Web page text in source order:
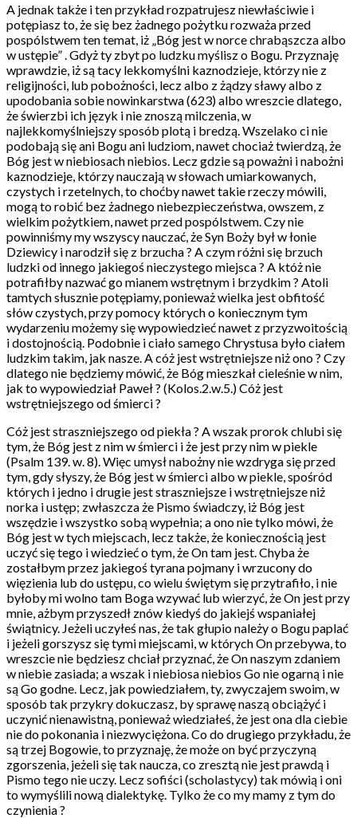
A jednak także i ten przykład rozpatrujesz niewłaściwie i
potępiasz to, że się bez żadnego pożytku rozważa przed
pospólstwem ten temat, iż „Bóg jest w norce chrabąszcza albo
w ustępie” . Gdyż ty zbyt po ludzku myślisz o Bogu. Przyznaję
wprawdzie, iż są tacy lekkomyślni kaznodzieje, którzy nie z
religijności, lub pobożności, lecz albo z żądzy sławy albo z
upodobania sobie nowinkarstwa (623) albo wreszcie dlatego,
że świerzbi ich język i nie znoszą milczenia, w
najlekkomyślniejszy sposób plotą i bredzą. Wszelako ci nie
podobają się ani Bogu ani ludziom, nawet chociaż twierdzą, że
Bóg jest w niebiosach niebios. Lecz gdzie są poważni i nabożni
kaznodzieje, którzy nauczają w słowach umiarkowanych,
czystych i rzetelnych, to choćby nawet takie rzeczy mówili,
mogą to robić bez żadnego niebezpieczeństwa, owszem, z
wielkim pożytkiem, nawet przed pospólstwem. Czy nie
powinniśmy my wszyscy nauczać, że Syn Boży był w łonie
Dziewicy i narodził się z brzucha ? A czym różni się brzuch
ludzki od innego jakiegoś nieczystego miejsca ? A któż nie
potrafiłby nazwać go mianem wstrętnym i brzydkim ? Atoli
tamtych słusznie potępiamy, ponieważ wielka jest obfitość
słów czystych, przy pomocy których o koniecznym tym
wydarzeniu możemy się wypowiedzieć nawet z przyzwoitością
i dostojnością. Podobnie i ciało samego Chrystusa było ciałem
ludzkim takim, jak nasze. A cóż jest wstrętniejsze niż ono ? Czy
dlatego nie będziemy mówić, że Bóg mieszkał cieleśnie w nim,
jak to wypowiedział Paweł ? (Kolos.2.w.5.) Cóż jest
wstrętniejszego od śmierci ?
Cóż jest straszniejszego od piekła ? A wszak prorok chlubi się
tym, że Bóg jest z nim w śmierci i że jest przy nim w piekle
(Psalm 139. w. 8). Więc umysł nabożny nie wzdryga się przed
tym, gdy słyszy, że Bóg jest w śmierci albo w piekle, spośród
których i jedno i drugie jest straszniejsze i wstrętniejsze niż
norka i ustęp; zwłaszcza że Pismo świadczy, iż Bóg jest
wszędzie i wszystko sobą wypełnia; a ono nie tylko mówi, że
Bóg jest w tych miejscach, lecz także, że koniecznością jest
uczyć się tego i wiedzieć o tym, że On tam jest. Chyba że
zostałbym przez jakiegoś tyrana pojmany i wrzucony do
więzienia lub do ustępu, co wielu świętym się przytrafiło, i nie
byłoby mi wolno tam Boga wzywać lub wierzyć, że On jest przy
mnie, ażbym przyszedł znów kiedyś do jakiejś wspaniałej
świątnicy. Jeżeli uczyłeś nas, że tak głupio należy o Bogu paplać
i jeżeli gorszysz się tymi miejscami, w których On przebywa, to
wreszcie nie będziesz chciał przyznać, że On naszym zdaniem
w niebie zasiada; a wszak i niebiosa niebios Go nie ogarną i nie
są Go godne. Lecz, jak powiedziałem, ty, zwyczajem swoim, w
sposób tak przykry dokuczasz, by sprawę naszą obciążyć i
uczynić nienawistną, ponieważ wiedziałeś, że jest ona dla ciebie
nie do pokonania i niezwyciężona. Co do drugiego przykładu, że
są trzej Bogowie, to przyznaję, że może on być przyczyną
zgorszenia, jeżeli się tak naucza, co zresztą nie jest prawdą i
Pismo tego nie uczy. Lecz sofiści (scholastycy) tak mówią i oni
to wymyślili nową dialektykę. Tylko że co my mamy z tym do
czynienia ?